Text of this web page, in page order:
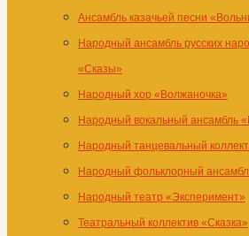
Ансамбль казачьей песни
Народный ансамбль русских
«Сказы»
Народный хор «Волжаночка»
Народный вокальный ансамбль
Народный танцевальный
Народный фольклорный
Народный театр «Эксперимент»
Театральный коллектив «Сказка»